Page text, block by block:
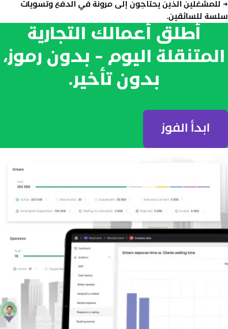
للمشغلين الذين يحتاجون إلى مرونة في الدفع وتسويات
للسائقين.
أطلق أعمالك التجارية
المتنقلة اليوم - بدون رموز،
بدون تأخير.
ابدأ الفوز